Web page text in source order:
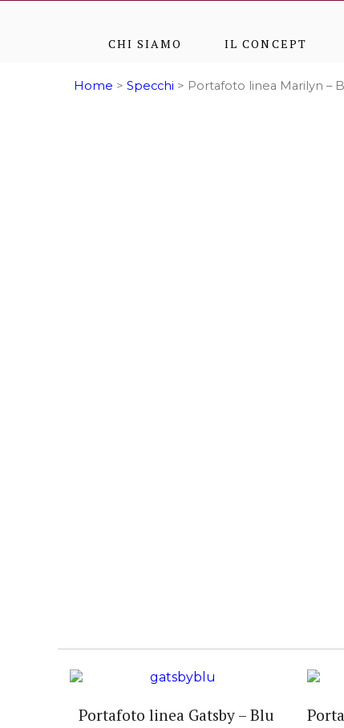
CHI SIAMO IL CONCEPT
Home > Specchi > Portafoto linea Marilyn –
Portafoto linea Gatsby – Blu